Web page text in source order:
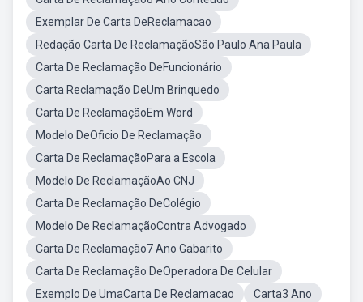
Exemplar De Carta DeReclamacao
Redação Carta De ReclamaçãoSão Paulo Ana Paula
Carta De Reclamação DeFuncionário
Carta Reclamação DeUm Brinquedo
Carta De ReclamaçãoEm Word
Modelo DeOficio De Reclamação
Carta De ReclamaçãoPara a Escola
Modelo De ReclamaçãoAo CNJ
Carta De Reclamação DeColégio
Modelo De ReclamaçãoContra Advogado
Carta De Reclamação7 Ano Gabarito
Carta De Reclamação DeOperadora De Celular
Exemplo De UmaCarta De Reclamacao
Carta3 Ano